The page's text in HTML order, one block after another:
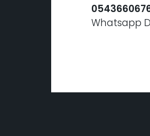
Whatsapp